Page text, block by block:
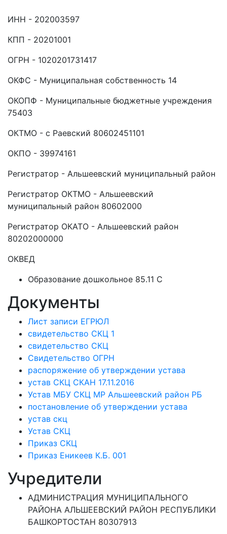
ИНН - 202003597
КПП - 20201001
ОГРН - 1020201731417
ОКФС - Муниципальная собственность 14
ОКОПФ - Муниципальные бюджетные учреждения
75403
ОКТМО - с Раевский 80602451101
ОКПО - 39974161
Регистратор - Альшеевский муниципальный район
Регистратор ОКТМО - Альшеевский
муниципальный район 80602000
Регистратор ОКАТО - Альшеевский район
80202000000
ОКВЕД
Образование дошкольное 85.11 C
Документы
Лист записи ЕГРЮЛ
свидетельство СКЦ 1
свидетельство СКЦ
Свидетельство ОГРН
распоряжение об утверждении устава
устав СКЦ СКАН 17.11.2016
Устав МБУ СКЦ МР Альшеевский район РБ
постановление об утверждении устава
устав скц
Устав СКЦ
Приказ СКЦ
Приказ Еникеев К.Б. 001
Учредители
АДМИНИСТРАЦИЯ МУНИЦИПАЛЬНОГО
РАЙОНА АЛЬШЕЕВСКИЙ РАЙОН РЕСПУБЛИКИ
БАШКОРТОСТАН 80307913